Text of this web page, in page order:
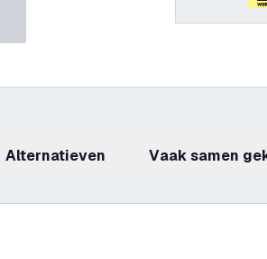
Alternatieven Vaak samen